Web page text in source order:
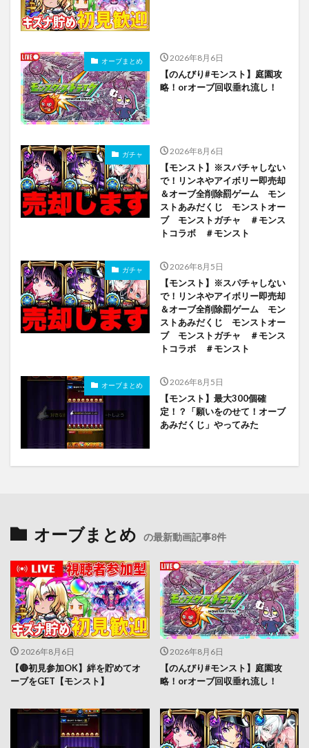
オーブまとめ 2026年8月6日
【のんびり#モンスト】庭園攻
略！orオーブ回収垂れ流し！
ガチャ 2026年8月6日
【モンスト】※スパチャしない
で！リンネやアイボリー即売却
＆オーブ全削除罰ゲーム モン
ストあみだくじ モンストオー
ブ モンストガチャ ＃モンス
トコラボ ＃モンスト
ガチャ 2026年8月5日
【モンスト】※スパチャしない
で！リンネやアイボリー即売却
＆オーブ全削除罰ゲーム モン
ストあみだくじ モンストオー
ブ モンストガチャ ＃モンス
トコラボ ＃モンスト
オーブまとめ 2026年8月5日
【モンスト】最大300個確
定！？「願いをのせて！オーブ
あみだくじ」やってみた
オーブまとめ の最新動画記事8件
2026年8月6日
【🔴初見参加OK】絆を貯めてオ
ーブをGET【モンスト】
2026年8月6日
【のんびり#モンスト】庭園攻
略！orオーブ回収垂れ流し！